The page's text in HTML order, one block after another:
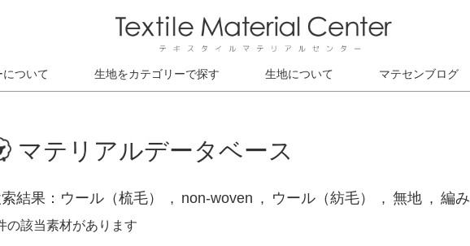
について 生地をカテゴリーで探す 生地について マテセンブログ
マテリアルデータベース
結果 ウール（梳毛） non-woven ウール（紡毛） 無地 編み
の該当素材があります